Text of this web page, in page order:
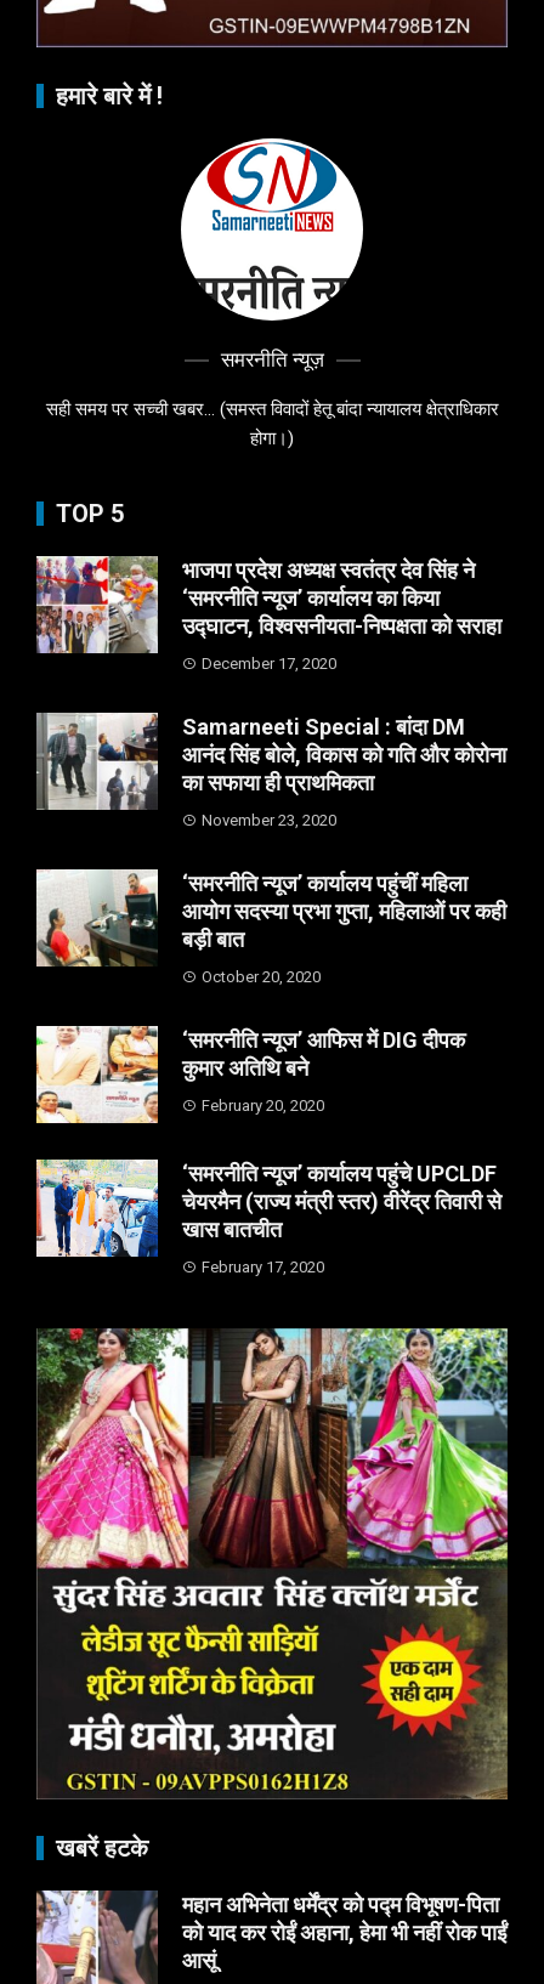
हमारे बारे में !
समरनीति न्यूज़
सही समय पर सच्ची खबर... (समस्त विवादों हेतू बांदा न्यायालय क्षेत्राधिकार
होगा।)
TOP 5
भाजपा प्रदेश अध्यक्ष स्वतंत्र देव सिंह ने
‘समरनीति न्यूज’ कार्यालय का किया
उद्घाटन, विश्वसनीयता-निष्पक्षता को सराहा
December 17, 2020
Samarneeti Special : बांदा DM
आनंद सिंह बोले, विकास को गति और कोरोना
का सफाया ही प्राथमिकता
November 23, 2020
‘समरनीति न्यूज’ कार्यालय पहुंचीं महिला
आयोग सदस्या प्रभा गुप्ता, महिलाओं पर कही
बड़ी बात
October 20, 2020
‘समरनीति न्यूज’ आफिस में DIG दीपक
कुमार अतिथि बने
February 20, 2020
‘समरनीति न्यूज’ कार्यालय पहुंचे UPCLDF
चेयरमैन (राज्य मंत्री स्तर) वीरेंद्र तिवारी से
खास बातचीत
February 17, 2020
खबरें हटके
महान अभिनेता धर्मेंद्र को पद्म विभूषण-पिता
को याद कर रोईं अहाना, हेमा भी नहीं रोक पाईं
आसूं